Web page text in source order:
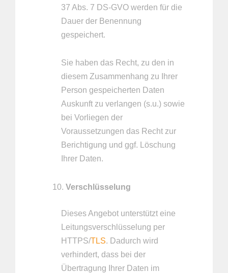
37 Abs. 7 DS-GVO werden für die
Dauer der Benennung
gespeichert.
Sie haben das Recht, zu den in
diesem Zusammenhang zu Ihrer
Person gespeicherten Daten
Auskunft zu verlangen (s.u.) sowie
bei Vorliegen der
Voraussetzungen das Recht zur
Berichtigung und ggf. Löschung
Ihrer Daten.
Verschlüsselung
Dieses Angebot unterstützt eine
Leitungsverschlüsselung per
HTTPS/TLS. Dadurch wird
verhindert, dass bei der
Übertragung Ihrer Daten im